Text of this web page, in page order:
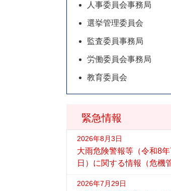
緊急情報
2026年8月3日
大雨危険警報等（令和8
日）に関する情報（危機
2026年7月29日
人事委員会事務局
選挙管理委員会
監査委員事務局
労働委員会事務局
教育委員会